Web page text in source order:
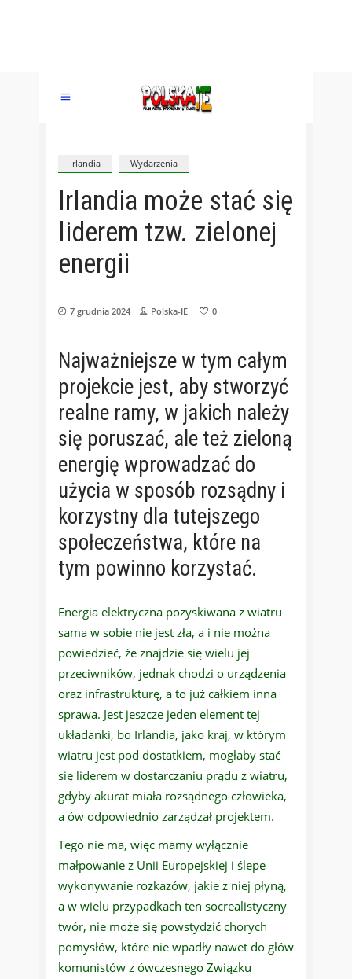
Irlandia Wydarzenia
Irlandia może stać się
liderem tzw. zielonej
energii
7 grudnia 2024 Polska-IE 0
Najważniejsze w tym całym
projekcie jest, aby stworzyć
realne ramy, w jakich należy
się poruszać, ale też zieloną
energię wprowadzać do
użycia w sposób rozsądny i
korzystny dla tutejszego
społeczeństwa, które na
tym powinno korzystać.
Energia elektryczna pozyskiwana z wiatru
sama w sobie nie jest zła, a i nie można
powiedzieć, że znajdzie się wielu jej
przeciwników, jednak chodzi o urządzenia
oraz infrastrukturę, a to już całkiem inna
sprawa. Jest jeszcze jeden element tej
układanki, bo Irlandia, jako kraj, w którym
wiatru jest pod dostatkiem, mogłaby stać
się liderem w dostarczaniu prądu z wiatru,
gdyby akurat miała rozsądnego człowieka,
a ów odpowiednio zarządzał projektem.
Tego nie ma, więc mamy wyłącznie
małpowanie z Unii Europejskiej i ślepe
wykonywanie rozkazów, jakie z niej płyną,
a w wielu przypadkach ten socrealistyczny
twór, nie może się powstydzić chorych
pomysłów, które nie wpadły nawet do głów
komunistów z ówczesnego Związku